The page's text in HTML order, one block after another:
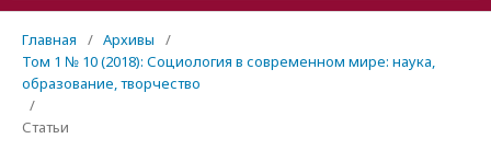
Главная / Архивы
/
Том 1 № 10 (2018): Социология в современном мире: наука,
образование, творчество
/
Статьи